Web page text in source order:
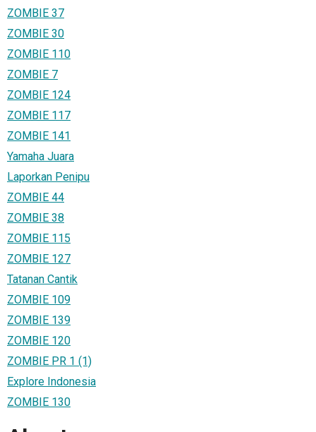
ZOMBIE 37
ZOMBIE 30
ZOMBIE 110
ZOMBIE 7
ZOMBIE 124
ZOMBIE 117
ZOMBIE 141
Yamaha Juara
Laporkan Penipu
ZOMBIE 44
ZOMBIE 38
ZOMBIE 115
ZOMBIE 127
Tatanan Cantik
ZOMBIE 109
ZOMBIE 139
ZOMBIE 120
ZOMBIE PR 1 (1)
Explore Indonesia
ZOMBIE 130